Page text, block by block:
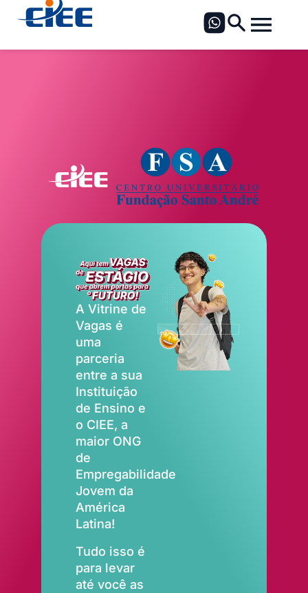
A Vitrine de
Vagas é
uma
parceria
entre a sua
Instituição
de Ensino e
o CIEE, a
maior ONG
de
Empregabilidade
Jovem da
América
Latina!
Tudo isso é
para levar
até você as